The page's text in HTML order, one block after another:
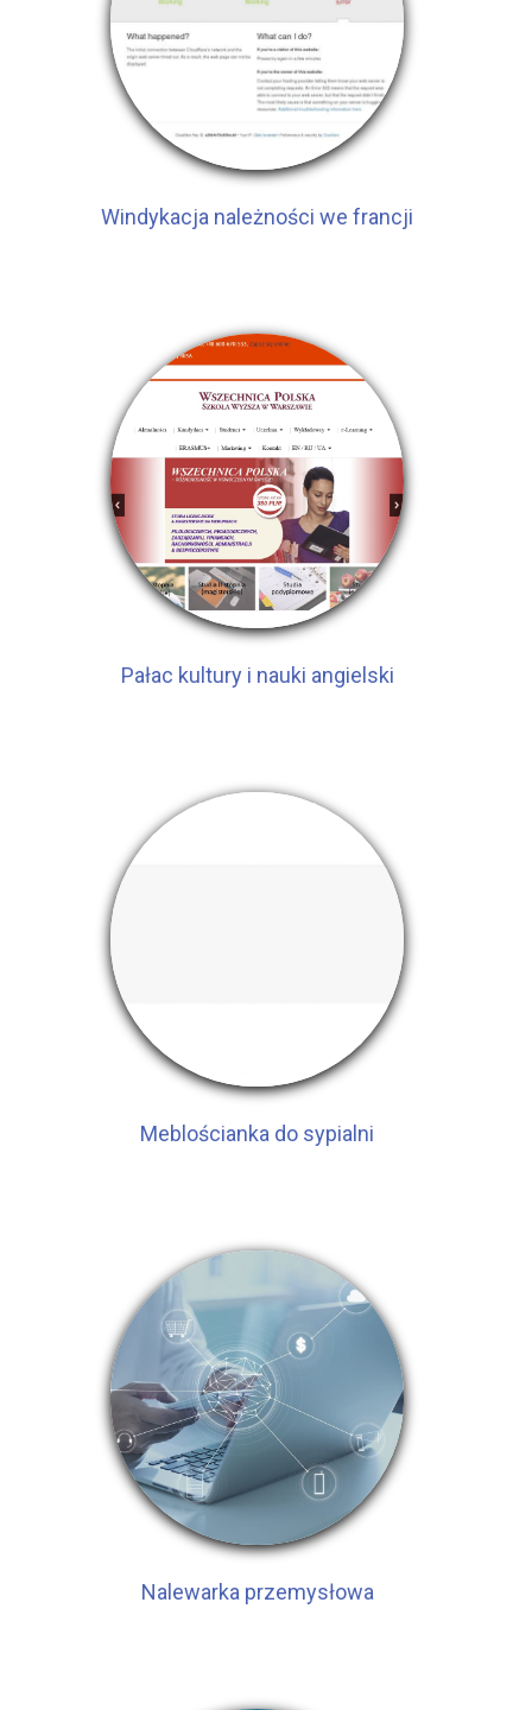
Windykacja należności we francji
Pałac kultury i nauki angielski
Meblościanka do sypialni
Nalewarka przemysłowa